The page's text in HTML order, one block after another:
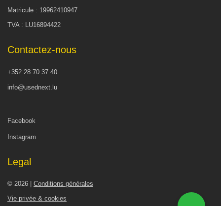
Matricule : 19962410947
TVA : LU16894422
Contactez-nous
+352 28 70 37 40
info@usednext.lu
Facebook
Instagram
Legal
© 2026 | Conditions générales
Vie privée & cookies